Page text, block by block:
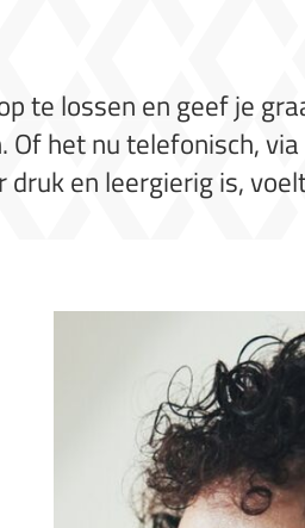
te lossen en geef je
het nu telefonisch,
en leergierig is,